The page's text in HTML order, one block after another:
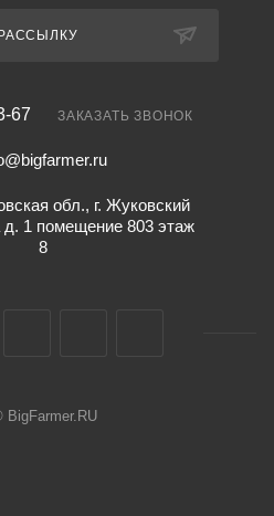
67 ЗАКАЗАТЬ ЗВОНОК
обл., г. Жуковский
1 помещение 803 этаж
8
BigFarmer.RU